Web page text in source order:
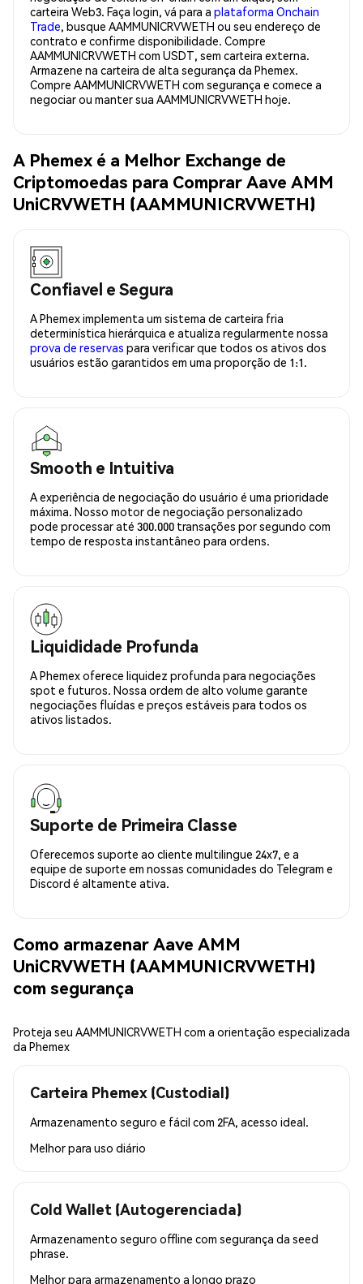
carteira Web3. Faça login, vá para a plataforma Onchain
Trade, busque AAMMUNICRVWETH ou seu endereço de
contrato e confirme disponibilidade. Compre
AAMMUNICRVWETH com USDT, sem carteira externa.
Armazene na carteira de alta segurança da Phemex.
Compre AAMMUNICRVWETH com segurança e comece a
negociar ou manter sua AAMMUNICRVWETH hoje.
A Phemex é a Melhor Exchange de
Criptomoedas para Comprar Aave AMM
UniCRVWETH (AAMMUNICRVWETH)
Confiavel e Segura
A Phemex implementa um sistema de carteira fria
determinística hierárquica e atualiza regularmente nossa
prova de reservas para verificar que todos os ativos dos
usuários estão garantidos em uma proporção de 1:1.
Smooth e Intuitiva
A experiência de negociação do usuário é uma prioridade
máxima. Nosso motor de negociação personalizado
pode processar até 300.000 transações por segundo com
tempo de resposta instantâneo para ordens.
Liquididade Profunda
A Phemex oferece liquidez profunda para negociações
spot e futuros. Nossa ordem de alto volume garante
negociações fluídas e preços estáveis para todos os
ativos listados.
Suporte de Primeira Classe
Oferecemos suporte ao cliente multilingue 24x7, e a
equipe de suporte em nossas comunidades do Telegram e
Discord é altamente ativa.
Como armazenar Aave AMM
UniCRVWETH (AAMMUNICRVWETH)
com segurança
Proteja seu AAMMUNICRVWETH com a orientação especializada
da Phemex
Carteira Phemex (Custodial)
Armazenamento seguro e fácil com 2FA, acesso ideal.
Melhor para uso diário
Cold Wallet (Autogerenciada)
Armazenamento seguro offline com segurança da seed
phrase.
Melhor para armazenamento a longo prazo